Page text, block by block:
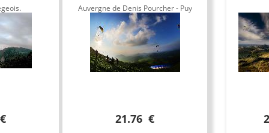
Auvergne de Denis Pourcher - Puy
de dome
21.76 €